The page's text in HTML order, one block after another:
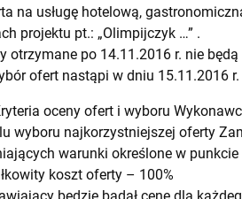
na usługę hotelową,
projektu pt.: „Olimpijczyk …” .
otrzymane po 14.11.2016 r. nie
ofert nastąpi w dniu 15.11.2016
oceny ofert i wyboru
wyboru najkorzystniejszej oferty
warunki określone w
koszt oferty – 100%